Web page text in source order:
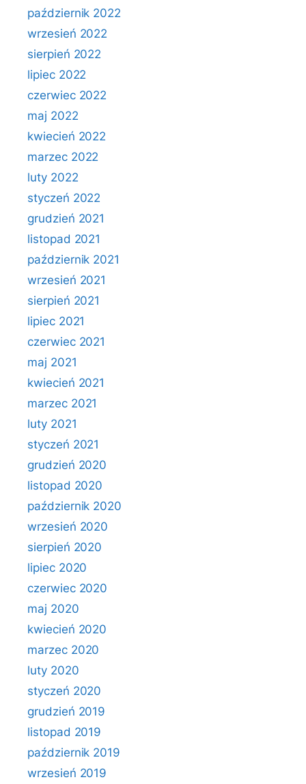
październik 2022
wrzesień 2022
sierpień 2022
lipiec 2022
czerwiec 2022
maj 2022
kwiecień 2022
marzec 2022
luty 2022
styczeń 2022
grudzień 2021
listopad 2021
październik 2021
wrzesień 2021
sierpień 2021
lipiec 2021
czerwiec 2021
maj 2021
kwiecień 2021
marzec 2021
luty 2021
styczeń 2021
grudzień 2020
listopad 2020
październik 2020
wrzesień 2020
sierpień 2020
lipiec 2020
czerwiec 2020
maj 2020
kwiecień 2020
marzec 2020
luty 2020
styczeń 2020
grudzień 2019
listopad 2019
październik 2019
wrzesień 2019